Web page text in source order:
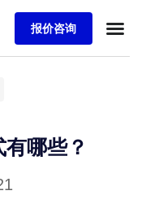
报价咨询
哪些？